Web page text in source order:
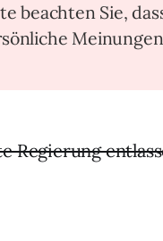
beachten Sie,